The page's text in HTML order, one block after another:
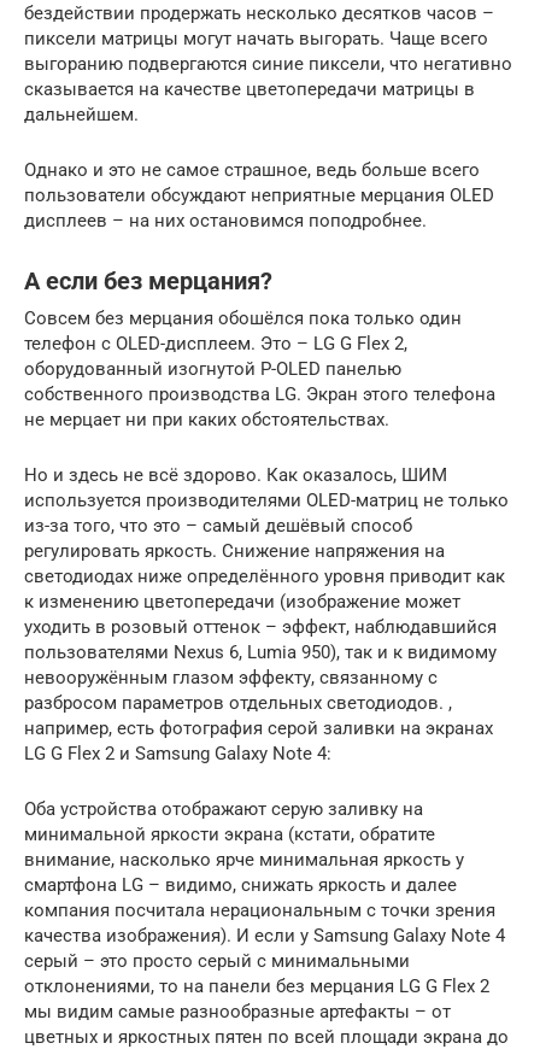
бездействии продержать несколько десятков часов –
пиксели матрицы могут начать выгорать. Чаще всего
выгоранию подвергаются синие пиксели, что негативно
сказывается на качестве цветопередачи матрицы в
дальнейшем.
Однако и это не самое страшное, ведь больше всего
пользователи обсуждают неприятные мерцания OLED
дисплеев – на них остановимся поподробнее.
А если без мерцания?
Совсем без мерцания обошёлся пока только один
телефон с OLED-дисплеем. Это – LG G Flex 2,
оборудованный изогнутой P-OLED панелью
собственного производства LG. Экран этого телефона
не мерцает ни при каких обстоятельствах.
Но и здесь не всё здорово. Как оказалось, ШИМ
используется производителями OLED-матриц не только
из-за того, что это – самый дешёвый способ
регулировать яркость. Снижение напряжения на
светодиодах ниже определённого уровня приводит как
к изменению цветопередачи (изображение может
уходить в розовый оттенок – эффект, наблюдавшийся
пользователями Nexus 6, Lumia 950), так и к видимому
невооружённым глазом эффекту, связанному с
разбросом параметров отдельных светодиодов. ,
например, есть фотография серой заливки на экранах
LG G Flex 2 и Samsung Galaxy Note 4:
Оба устройства отображают серую заливку на
минимальной яркости экрана (кстати, обратите
внимание, насколько ярче минимальная яркость у
смартфона LG – видимо, снижать яркость и далее
компания посчитала нерациональным с точки зрения
качества изображения). И если у Samsung Galaxy Note 4
серый – это просто серый с минимальными
отклонениями, то на панели без мерцания LG G Flex 2
мы видим самые разнообразные артефакты – от
цветных и яркостных пятен по всей площади экрана до